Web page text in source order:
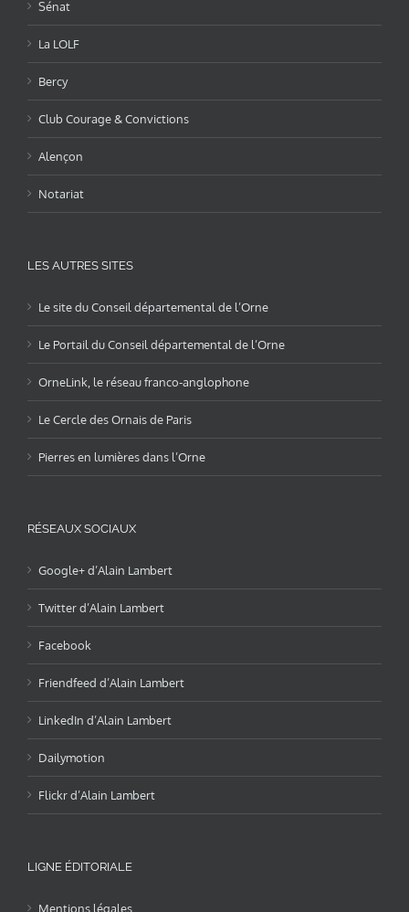
Sénat
La LOLF
Bercy
Club Courage & Convictions
Alençon
Notariat
LES AUTRES SITES
Le site du Conseil départemental de l’Orne
Le Portail du Conseil départemental de l’Orne
OrneLink, le réseau franco-anglophone
Le Cercle des Ornais de Paris
Pierres en lumières dans l’Orne
RÉSEAUX SOCIAUX
Google+ d’Alain Lambert
Twitter d’Alain Lambert
Facebook
Friendfeed d’Alain Lambert
LinkedIn d’Alain Lambert
Dailymotion
Flickr d’Alain Lambert
LIGNE ÉDITORIALE
Mentions légales